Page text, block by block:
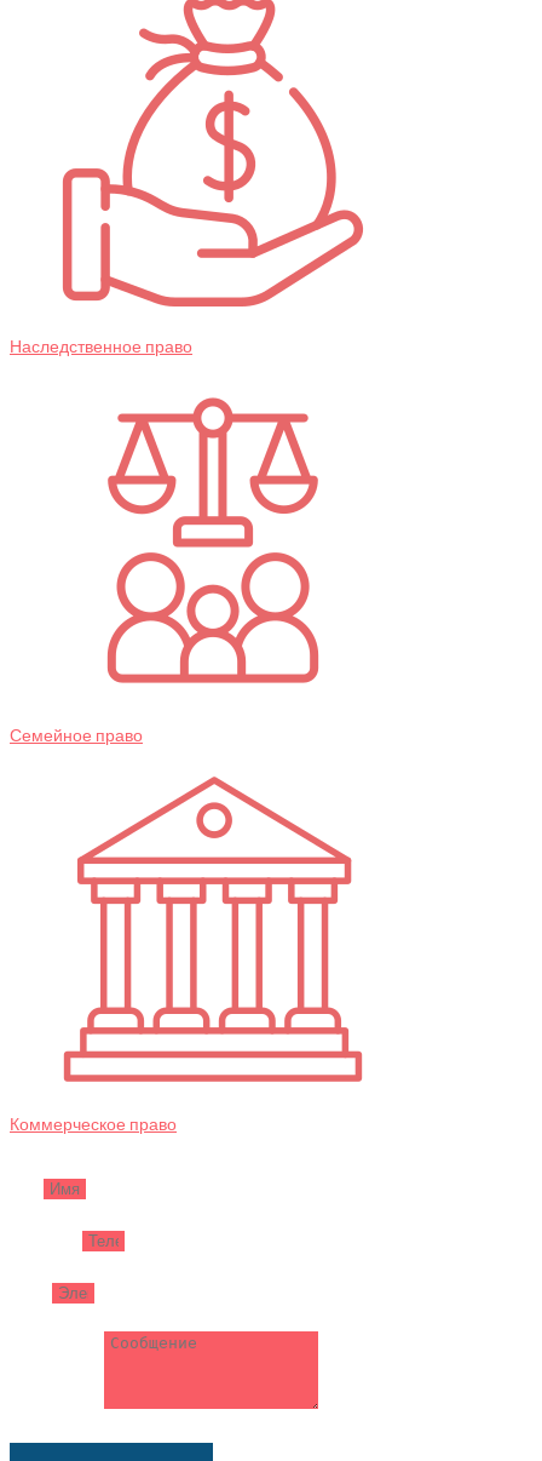
Наследственное право
Семейное право
Коммерческое право